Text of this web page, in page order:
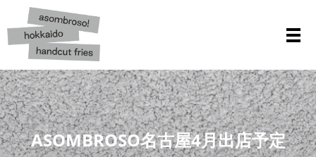
メ
ASOMBROSO名古屋4月出店予定